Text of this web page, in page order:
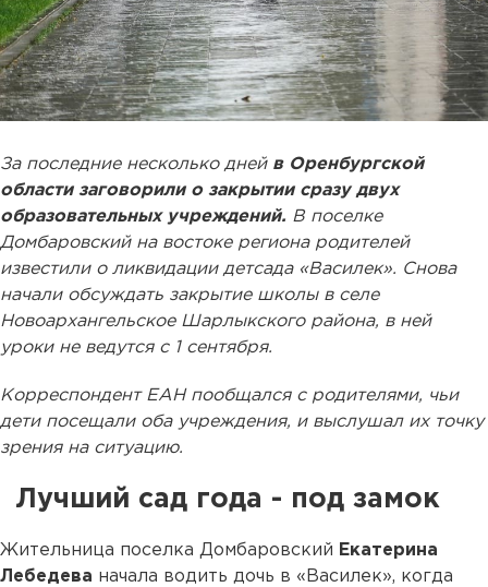
За последние несколько дней в Оренбургской
области заговорили о закрытии сразу двух
образовательных учреждений. В поселке
Домбаровский на востоке региона родителей
известили о ликвидации детсада «Василек». Снова
начали обсуждать закрытие школы в селе
Новоархангельское Шарлыкского района, в ней
уроки не ведутся с 1 сентября.
Корреспондент ЕАН пообщался с родителями, чьи
дети посещали оба учреждения, и выслушал их точку
зрения на ситуацию.
Лучший сад года - под замок
Жительница поселка Домбаровский Екатерина
Лебедева начала водить дочь в «Василек», когда